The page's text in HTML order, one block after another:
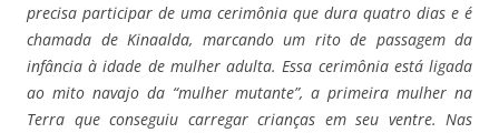
precisa participar de uma cerimônia que dura quatro dias e é
chamada de Kinaalda, marcando um rito de passagem da
infância à idade de mulher adulta. Essa cerimônia está ligada
ao mito navajo da “mulher mutante”, a primeira mulher na
Terra que conseguiu carregar crianças em seu ventre. Nas